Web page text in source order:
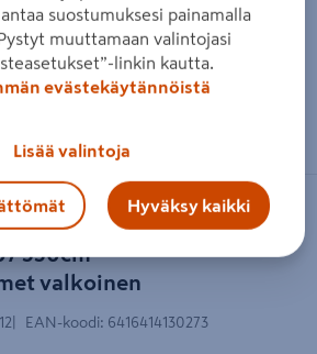
330cm
valkoinen
EAN-koodi: 6416414130273
suostumuksesi painamalla
muuttamaan valintojasi
linkin kautta.
evästekäytännöistä
Lisää valintoja
Hyväksy kaikki